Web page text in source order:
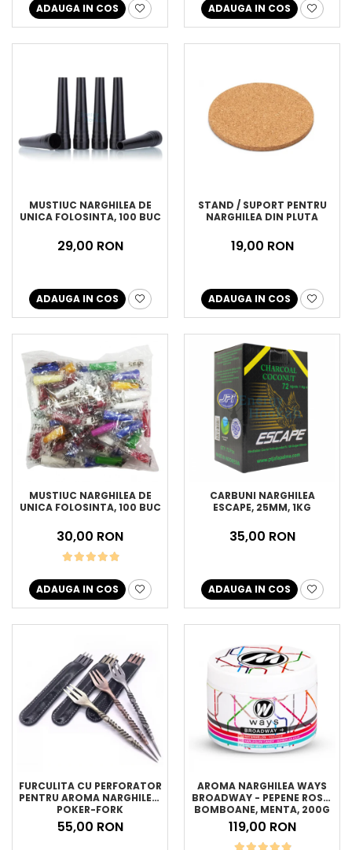
ADAUGA IN COS ADAUGA IN COS
MUSTIUC NARGHILEA DE
UNICA FOLOSINTA, 100 BUC
29,00 RON
ADAUGA IN COS
STAND / SUPORT PENTRU
NARGHILEA DIN PLUTA
19,00 RON
ADAUGA IN COS
MUSTIUC NARGHILEA DE
UNICA FOLOSINTA, 100 BUC
30,00 RON
ADAUGA IN COS
CARBUNI NARGHILEA
ESCAPE, 25MM, 1KG
35,00 RON
ADAUGA IN COS
FURCULITA CU PERFORATOR
PENTRU AROMA NARGHILEA,
POKER-FORK
55,00 RON
AROMA NARGHILEA WAYS
BROADWAY - PEPENE ROSU,
BOMBOANE, MENTA, 200G
119,00 RON